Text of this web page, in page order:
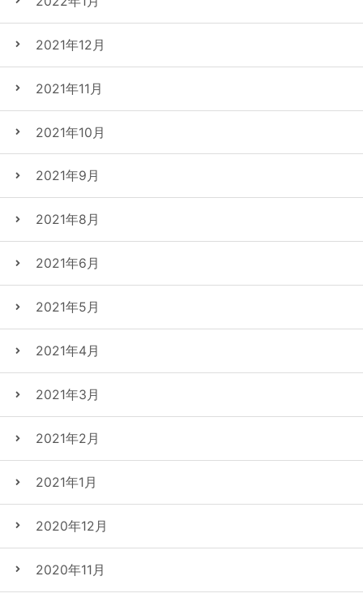
2021年12月
2021年11月
2021年10月
2021年9月
2021年8月
2021年6月
2021年5月
2021年4月
2021年3月
2021年2月
2021年1月
2020年12月
2020年11月